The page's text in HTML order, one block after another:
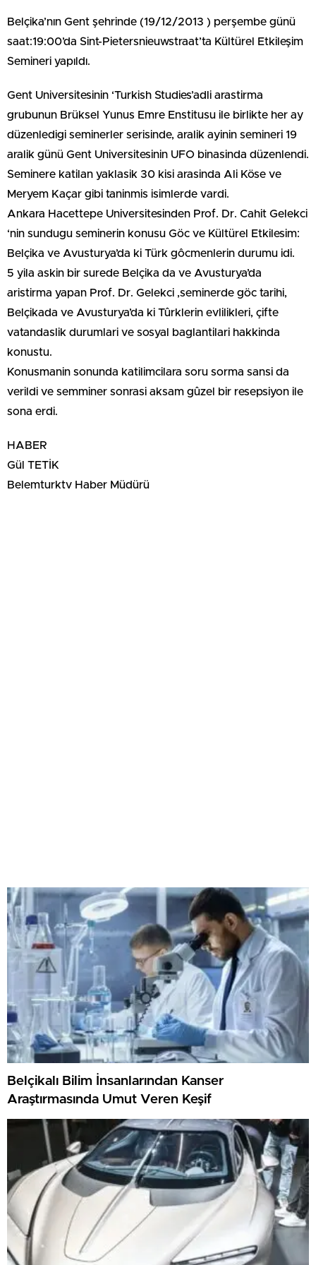
Belçika’nın Gent şehrinde (19/12/2013 ) perşembe günü
saat:19:00’da Sint-Pietersnieuwstraat’ta Kültürel Etkileşim
Semineri yapıldı.
Gent Universitesinin ‘Turkish Studies’adli arastirma
grubunun Brüksel Yunus Emre Enstitusu ile birlikte her ay
düzenledigi seminerler serisinde, aralik ayinin semineri 19
aralik günü Gent Universitesinin UFO binasinda düzenlendi.
Seminere katilan yaklasik 30 kisi arasinda Ali Köse ve
Meryem Kaçar gibi taninmis isimlerde vardi.
Ankara Hacettepe Universitesinden Prof. Dr. Cahit Gelekci
‘nin sundugu seminerin konusu Göc ve Kültürel Etkilesim:
Belçika ve Avusturya’da ki Türk gôcmenlerin durumu idi.
5 yila askin bir surede Belçika da ve Avusturya’da
aristirma yapan Prof. Dr. Gelekci ,seminerde göc tarihi,
Belçikada ve Avusturya’da ki Tûrklerin evlilikleri, çifte
vatandaslik durumlari ve sosyal baglantilari hakkinda
konustu.
Konusmanin sonunda katilimcilara soru sorma sansi da
verildi ve semminer sonrasi aksam gûzel bir resepsiyon ile
sona erdi.
HABER
Gül TETİK
Belemturktv Haber Müdürü
Belçikalı Bilim İnsanlarından Kanser
Araştırmasında Umut Veren Keşif